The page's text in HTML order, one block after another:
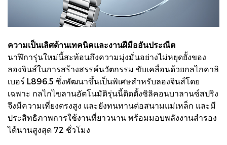
ความเป็นเลิศด้านเทคนิคและงานฝีมืออันประณีต
นาฬิการุ่นใหม่นี้สะท้อนถึงความมุ่งมั่นอย่างไม่หยุดยั้งของ
ลองจินส์ในการสร้างสรรค์นวัตกรรม ขับเคลื่อนด้วยกลไกคาลิ
เบอร์ L896.5 ซึ่งพัฒนาขึ้นเป็นพิเศษสำหรับลองจินส์โดย
เฉพาะ กลไกไขลานอัตโนมัติรุ่นนี้ติดตั้งซิลิคอนบาลานซ์สปริง
จึงมีความเที่ยงตรงสูง และยังทนทานต่อสนามแม่เหล็ก และมี
ประสิทธิภาพการใช้งานที่ยาวนาน พร้อมมอบพลังงานสำรอง
ได้นานสูงสุด 72 ชั่วโมง